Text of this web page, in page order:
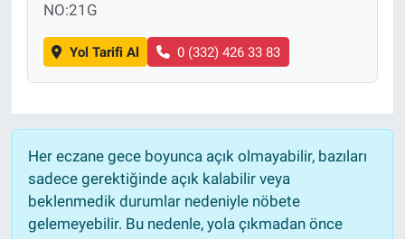
NO:21G
Yol Tarifi Al 0 (332) 426 33 83
Her eczane gece boyunca açık olmayabilir, bazıları
sadece gerektiğinde açık kalabilir veya
beklenmedik durumlar nedeniyle nöbete
gelemeyebilir. Bu nedenle, yola çıkmadan önce